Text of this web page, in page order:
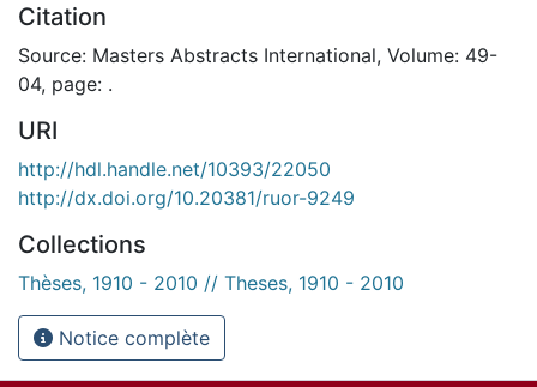
Citation
Source: Masters Abstracts International, Volume: 49-
04, page: .
URI
http://hdl.handle.net/10393/22050
http://dx.doi.org/10.20381/ruor-9249
Collections
Thèses, 1910 - 2010 // Theses, 1910 - 2010
Notice complète